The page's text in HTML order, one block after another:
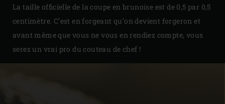
La taille officielle de la coupe en brunoise est de 0,5 par 0,5
centimètre. C’est en forgeant qu’on devient forgeron et
avant même que vous ne vous en rendiez compte, vous
serez un vrai pro du couteau de chef !